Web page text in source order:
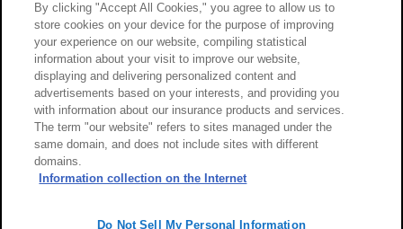
【お詫び】超保険のよくあるご質問（FAQ）記載誤りについて
もっと見る
サイトのご利用について
勧誘方針
By clicking "Accept All Cookies," you agree to allow us to
store cookies on your device for the purpose of improving
your experience on our website, compiling statistical
information about your visit to improve our website,
displaying and delivering personalized content and
advertisements based on your interests, and providing you
with information about our insurance products and services.
The term "our website" refers to sites managed under the
same domain, and does not include sites with different
domains.
Information collection on the Internet
Do Not Sell My Personal Information